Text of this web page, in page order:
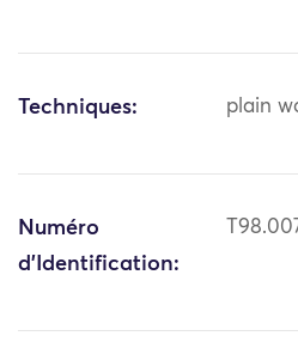
Techniques: plain
Numéro
d'Identification: